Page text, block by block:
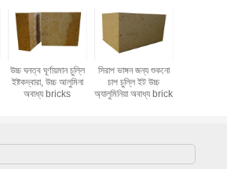
উচ্চ ঘনত্ব ঘূর্ণায়মান চুল্লি
ইষ্টকদ্বারা, উচ্চ আলুমিনা
অবাধ্য bricks
সিরাপ ভাঙ্গন জন্য শুকনো
চাপ চুল্লি ইট উচ্চ
অ্যালুমিনিয়া অবাধ্য brick